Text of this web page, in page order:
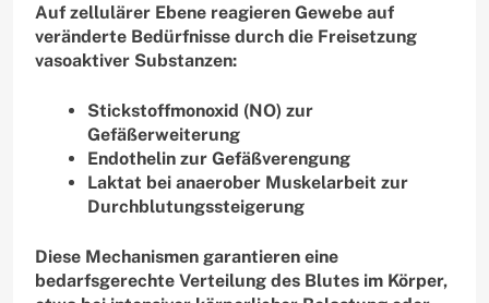
Auf zellulärer Ebene reagieren Gewebe auf
veränderte Bedürfnisse durch die Freisetzung
vasoaktiver Substanzen:
Stickstoffmonoxid (NO) zur
Gefäßerweiterung
Endothelin zur Gefäßverengung
Laktat bei anaerober Muskelarbeit zur
Durchblutungssteigerung
Diese Mechanismen garantieren eine
bedarfsgerechte Verteilung des Blutes im Körper,